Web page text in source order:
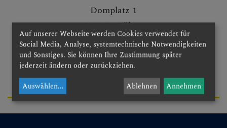
BEGEGNEN
Begegnungstage
Seelsorge
Personen
Domplatz 1
3100 St. Pölten
it@dsp.at
+43 2742 324 369
Auf unserer Webseite werden Cookies verwendet für
Social Media, Analyse, systemtechnische Notwendigkeiten
und Sonstiges. Sie können Ihre Zustimmung später
jederzeit ändern oder zurückziehen.
Auswählen... Ablehnen Annehmen